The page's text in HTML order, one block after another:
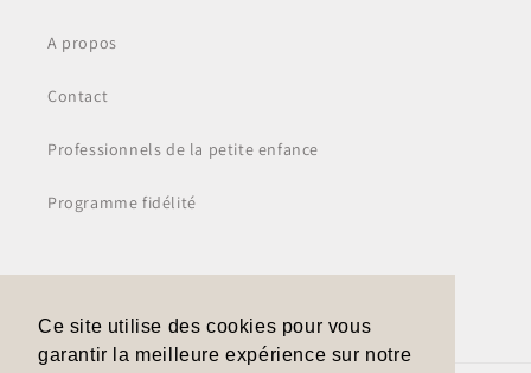
Ce site utilise des cookies pour vous
garantir la meilleure expérience sur notre
A propos
Contact
Professionnels de la petite enfance
Programme fidélité
Facebook